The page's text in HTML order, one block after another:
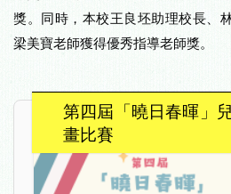
獎。同時，本校王良坯助理校長、
梁美寶老師獲得優秀指導老師獎。
第四屆「曉日春暉」
畫比賽